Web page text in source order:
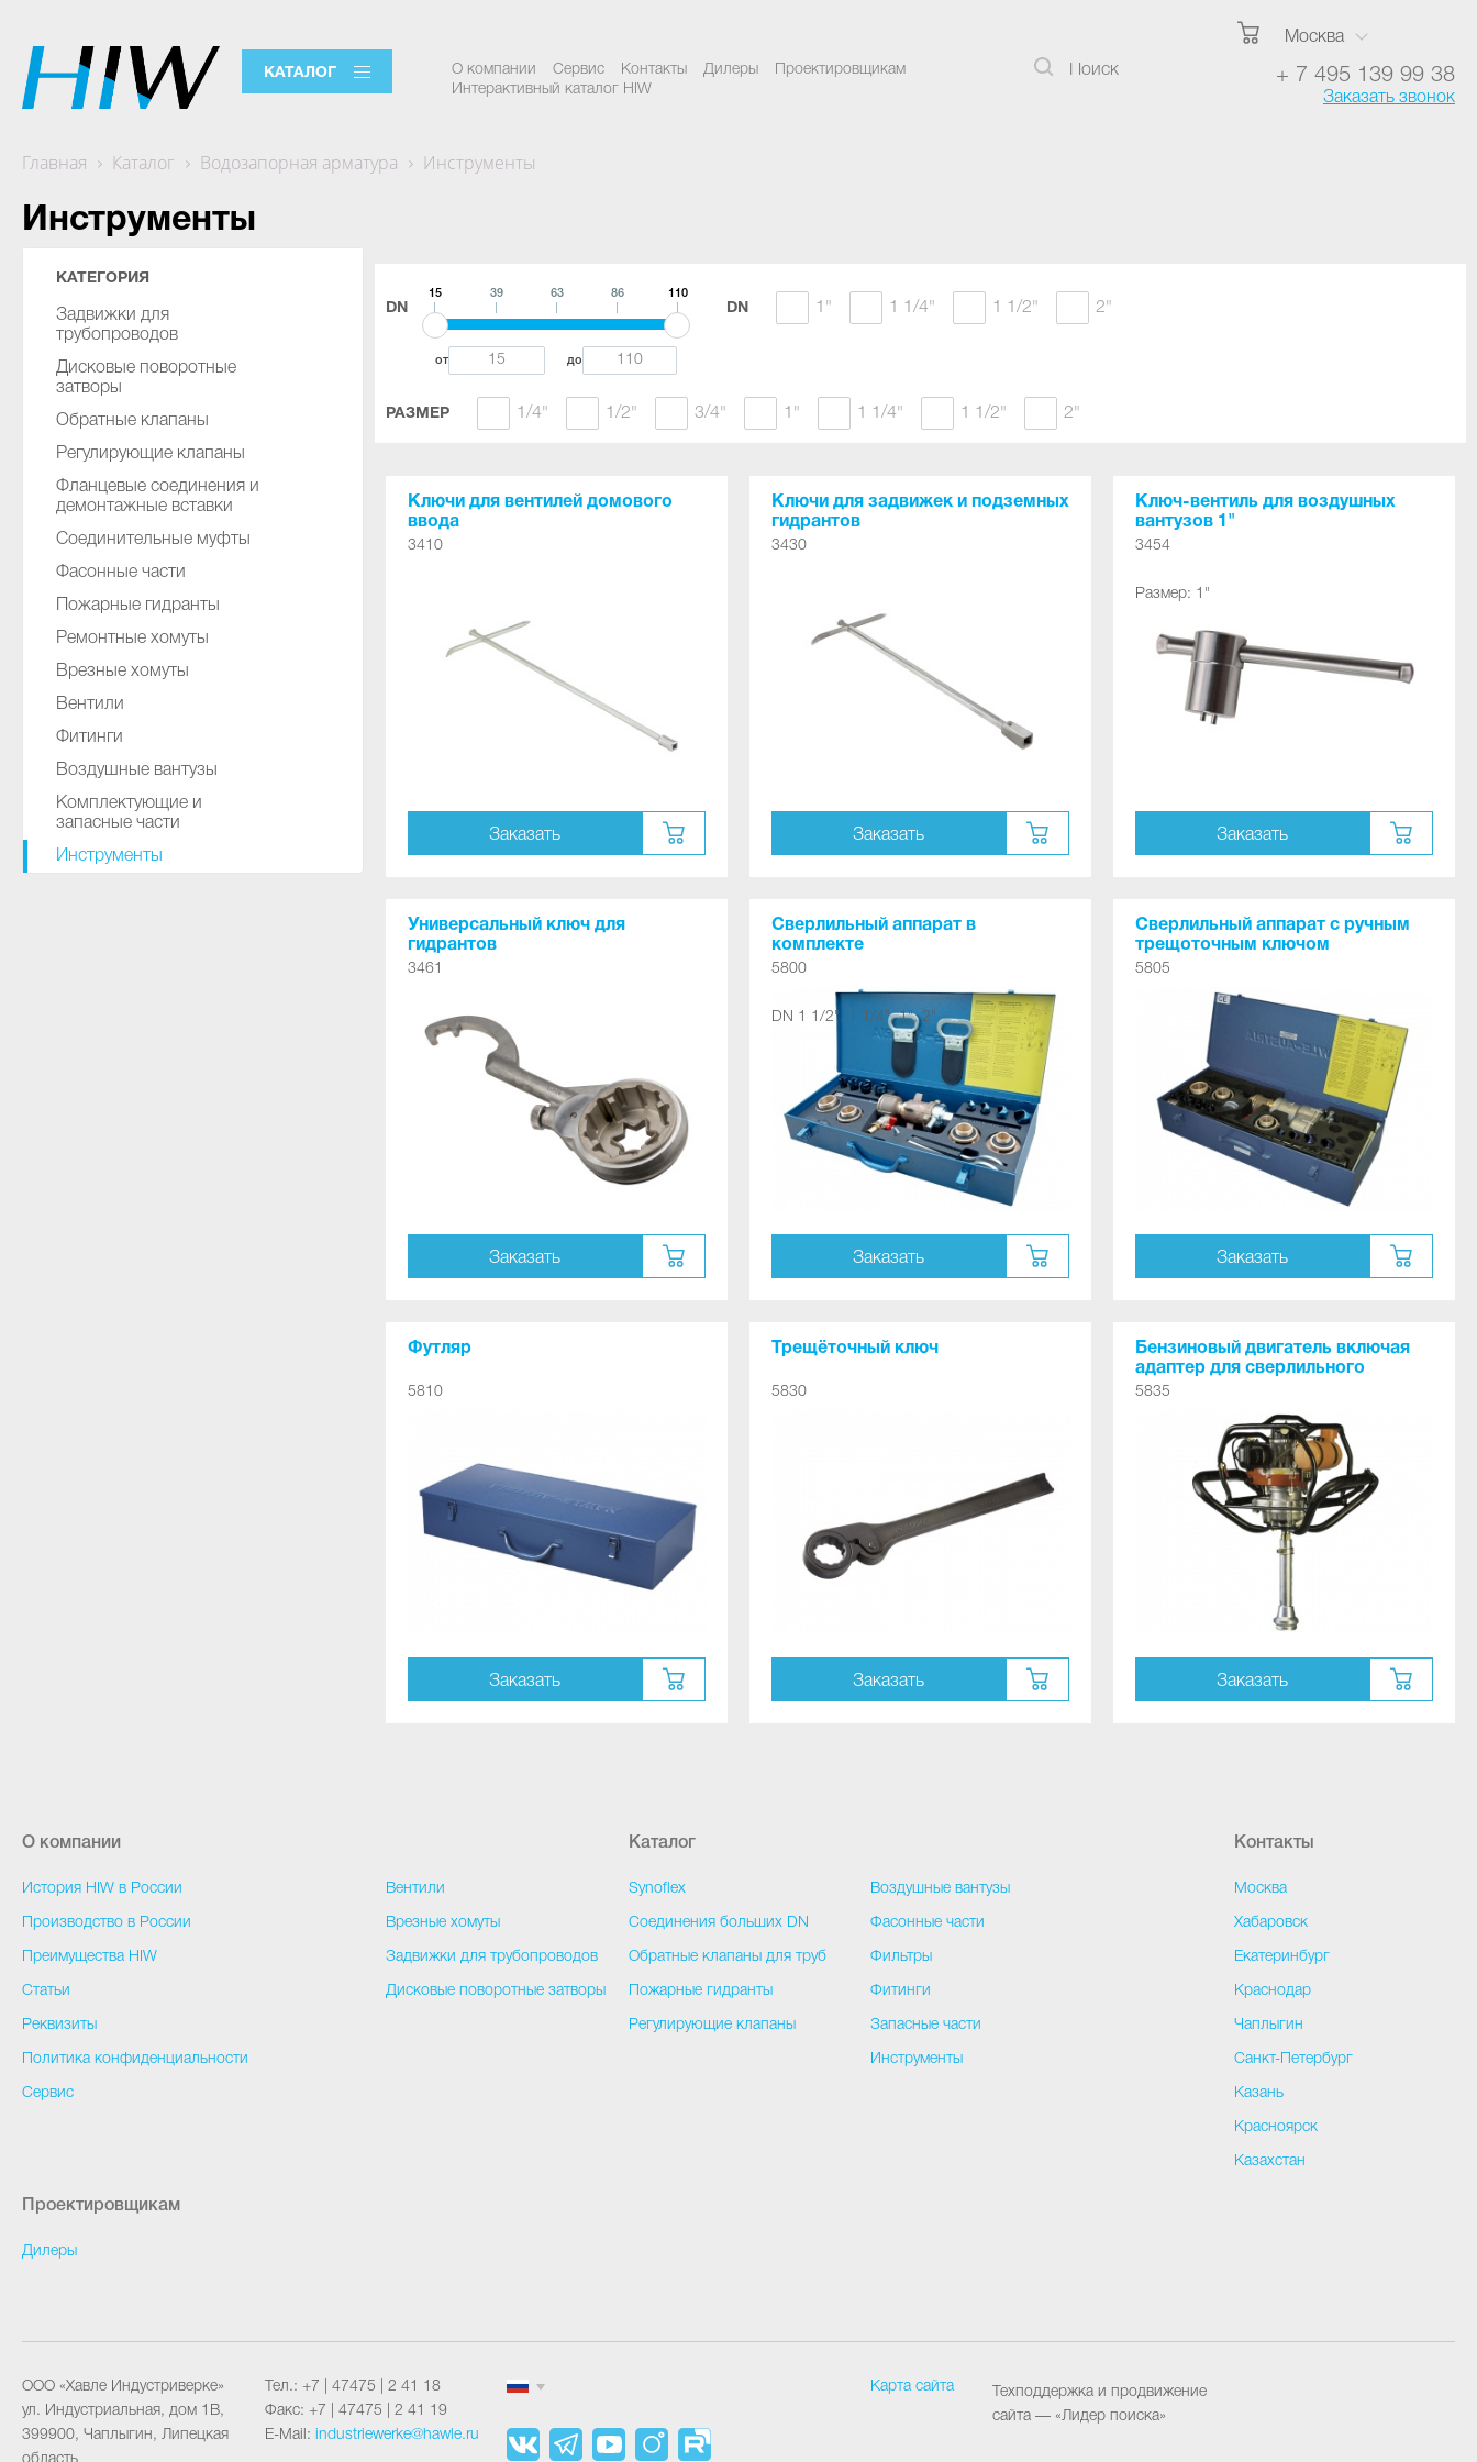
КАТАЛОГ О компании Сервис Контакты Дилеры
Проектировщикам
Интерактивный каталог HIW
Москва
+ 7 495 139 99 38
Заказать звонок
Главная Каталог Водозапорная арматура Инструменты
Инструменты
КАТЕГОРИЯ
Задвижки для
трубопроводов
Дисковые поворотные
затворы
Обратные клапаны
Регулирующие клапаны
Фланцевые соединения и
демонтажные вставки
Соединительные муфты
Фасонные части
Пожарные гидранты
Ремонтные хомуты
Врезные хомуты
Вентили
Фитинги
Воздушные вантузы
Комплектующие и
запасные части
Инструменты
DN
15 39 63 86 110
от до
DN 1" 1 1/4" 1 1/2" 2"
РАЗМЕР 1/4" 1/2" 3/4" 1" 1 1/4" 1 1/2" 2"
Ключи для вентилей домового
ввода
3410
Заказать
Ключи для задвижек и подземных
гидрантов
3430
Заказать
Ключ-вентиль для воздушных
вантузов 1"
3454
Размер: 1"
Заказать
Универсальный ключ для
гидрантов
3461
Заказать
Сверлильный аппарат в
комплекте
5800
DN 1 1/2", 1 1/4", 1", 2"
Заказать
Сверлильный аппарат с ручным
трещоточным ключом
стандартная комплектация (в
5805
Заказать
Футляр
5810
Заказать
Трещёточный ключ
5830
Заказать
Бензиновый двигатель включая
адаптер для сверлильного
аппарата № 5805
5835
Заказать
О компании
История HIW в России
Производство в России
Преимущества HIW
Статьи
Реквизиты
Политика конфиденциальности
Сервис
Вентили
Врезные хомуты
Задвижки для трубопроводов
Дисковые поворотные затворы
Каталог
Synoflex
Соединения больших DN
Обратные клапаны для труб
Пожарные гидранты
Регулирующие клапаны
Воздушные вантузы
Фасонные части
Фильтры
Фитинги
Запасные части
Инструменты
Контакты
Москва
Хабаровск
Екатеринбург
Краснодар
Чаплыгин
Санкт-Петербург
Казань
Красноярск
Казахстан
Проектировщикам
Дилеры
ООО «Хавле Индустриверке»
ул. Индустриальная, дом 1В,
399900, Чаплыгин, Липецкая
Тел.: +7 | 47475 | 2 41 18
Факс: +7 | 47475 | 2 41 19
E-Mail: industriewerke@hawle.ru
Карта сайта
Техподдержка и продвижение
сайта— «Лидер поиска»